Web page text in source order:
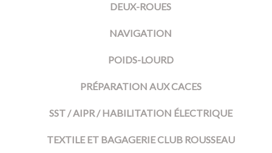
DEUX-ROUES
NAVIGATION
POIDS-LOURD
PRÉPARATION AUX CACES
SST / AIPR / HABILITATION ÉLECTRIQUE
TEXTILE ET BAGAGERIE CLUB ROUSSEAU